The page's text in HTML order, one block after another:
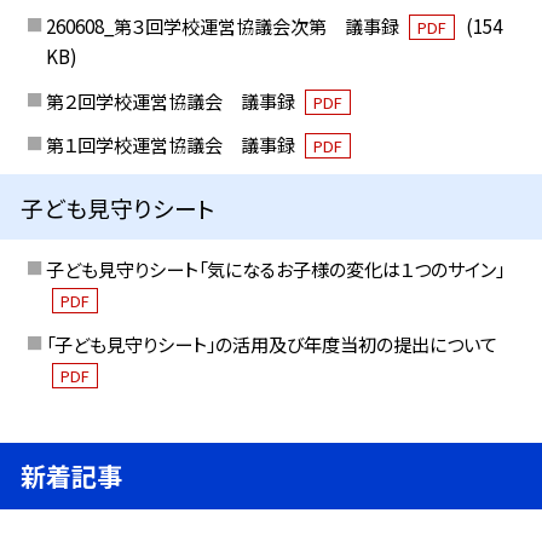
260608_第３回学校運営協議会次第 議事録
PDF
(154
KB)
第２回学校運営協議会 議事録
PDF
第１回学校運営協議会 議事録 PDF
子ども見守りシート
子ども見守りシート「気になるお子様の変化は１つのサイン」
PDF
「子ども見守りシート」の活用及び年度当初の提出について
PDF
新着記事